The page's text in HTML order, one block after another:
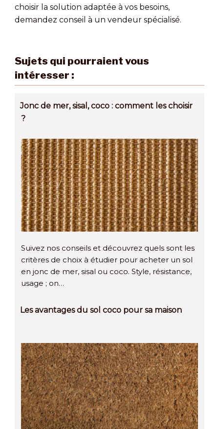
choisir la solution adaptée à vos besoins,
demandez conseil à un vendeur spécialisé.
Sujets qui pourraient vous
intéresser :
Jonc de mer, sisal, coco : comment les choisir
?
Suivez nos conseils et découvrez quels sont les
critères de choix à étudier pour acheter un sol
en jonc de mer, sisal ou coco. Style, résistance,
usage ; on…
Les avantages du sol coco pour sa maison